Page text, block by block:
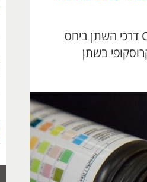
הסיכון להתפתחות ממאירות שניונית כתוצאה מבדיקת CT דרכי השתן ביחס
בשתן